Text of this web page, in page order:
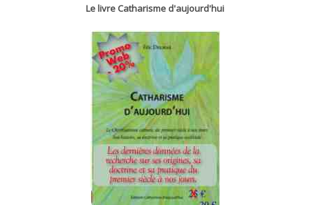
(1211)
Le livre Catharisme d'aujourd'hui